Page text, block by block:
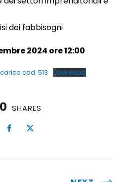
dei fabbisogni
2024 ore 12:00
cod. 513 Download
0 SHARES